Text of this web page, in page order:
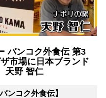
バンコク外食伝 第3
市場に日本ブランド
天野 智仁
ンコク外食伝】